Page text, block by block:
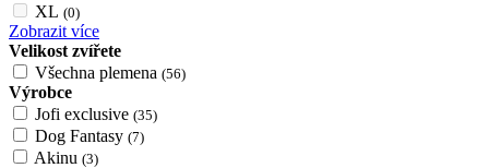
XL (0)
Zobrazit více
Velikost zvířete
Všechna plemena (56)
Výrobce
Jofi exclusive (35)
Dog Fantasy (7)
Akinu (3)